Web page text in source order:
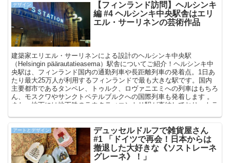
デザイン
【フィンランド訪問】ヘルシンキ
編 #4 ヘルシンキ中央駅舎はエリ
エル・サーリネンの芸術作品
建築家エリエル・サーリネンによる設計のヘルシンキ中央駅
（Helsingin päärautatieasema）駅舎についてご紹介！ヘルシンキ中
央駅は、フィンランド国内の通勤列車や長距離列車の発着点。1日あ
たり最大25万人が利用するフィンランドで最も大きな駅です。国内
主要都市であるタンペレ、トゥルク、ロヴァニエミへの列車はもちろ
ん、モスクワやサンクトペテルブルクへの国際列車も発着します 。
また、地下には地下鉄のラウタティエントリ駅が直結しており、トラ
アートとデザイン
デュッセルドルフで雑貨屋さん
#1 「ドイツで再会！日本からは
撤退した大好きな《ソストレーネ
グレーネ》！」